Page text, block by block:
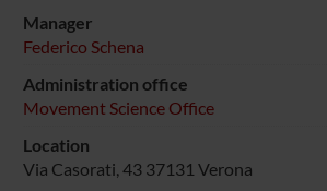
Manager
Federico Schena
Administration office
Movement Science Office
Location
Via Casorati, 43 37131 Verona